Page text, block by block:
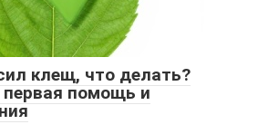
клещ, что делать?
помощь и